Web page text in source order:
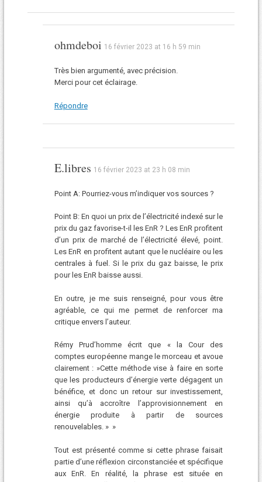
ohmdeboi 16 février 2023 at 16 h 59 min
Très bien argumenté, avec précision.
Merci pour cet éclairage.
Répondre
E.libres 16 février 2023 at 23 h 08 min
Point A: Pourriez-vous m’indiquer vos sources ?
Point B: En quoi un prix de l’électricité indexé sur le
prix du gaz favorise-t-il les EnR ? Les EnR profitent
d’un prix de marché de l’électricité élevé, point.
Les EnR en profitent autant que le nucléaire ou les
centrales à fuel. Si le prix du gaz baisse, le prix
pour les EnR baisse aussi.
En outre, je me suis renseigné, pour vous être
agréable, ce qui me permet de renforcer ma
critique envers l’auteur.
Rémy Prud’homme écrit que « la Cour des
comptes européenne mange le morceau et avoue
clairement : »Cette méthode vise à faire en sorte
que les producteurs d’énergie verte dégagent un
bénéfice, et donc un retour sur investissement,
ainsi qu’à accroître l’approvisionnement en
énergie produite à partir de sources
renouvelables. » »
Tout est présenté comme si cette phrase faisait
partie d’une réflexion circonstanciée et spécifique
aux EnR. En réalité, la phrase est située en